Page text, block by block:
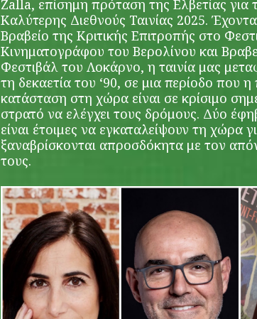
Zalla, επίσημη πρόταση της Ελβετίας για
Καλύτερης Διεθνούς Ταινίας 2025.
Βραβείο της Κριτικής Επιτροπής στο
Κινηματογράφου του Βερολίνου και
Φεστιβάλ του Λοκάρνο, η ταινία μας
τη δεκαετία του ‘90, σε μια περίοδο που η
κατάσταση στη χώρα είναι σε κρίσιμο
στρατό να ελέγχει τους δρόμους. Δύο
είναι έτοιμες να εγκαταλείψουν τη χώρα
ξαναβρίσκονται απροσδόκητα με τον
τους.